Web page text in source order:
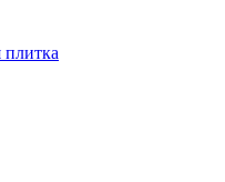
плитка